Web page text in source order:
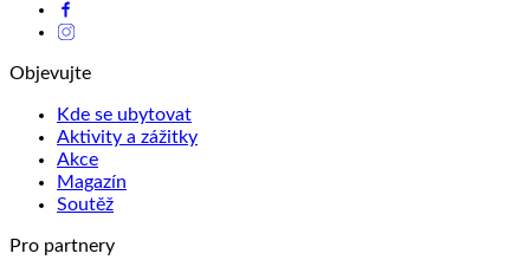
Objevujte
Kde se ubytovat
Aktivity a zážitky
Akce
Magazín
Soutěž
Pro partnery